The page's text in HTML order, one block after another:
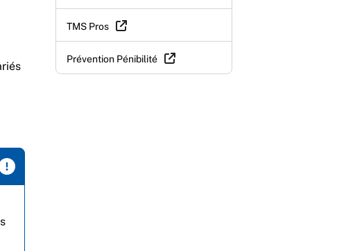
TMS Pros
Prévention Pénibilité